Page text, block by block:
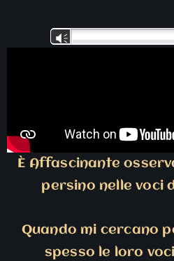
Audio
Vm
È Affascinante
persino nelle voci
Quando mi cercano
spesso le loro